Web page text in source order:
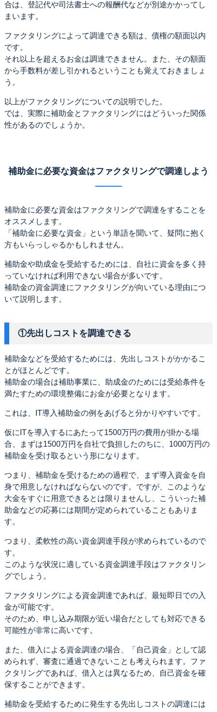
合は、登記代や司法書士への報酬代などが別途かかってし
まいます。
ファクタリングによって調達できる額は、債権の額面以内
です。
それ以上を超えるお金は調達できません。また、その額面
から手数料が差し引かれるということも覚えておきましょ
う。
以上がファクタリングについての説明でした。
では、実際に補助金とファクタリングにはどういった関係
性があるのでしょうか。
補助金に必要な資金はファクタリングで調達しよう
補助金に必要な資金はファクタリングで調達をすることを
オススメします。
「補助金に必要な資金」という単語を聞いて、疑問に抱く
方もいらっしゃるかもしれません。
補助金や助成金を受給するためには、自社に資金を多く持
っていなければ利用できない場合が多いです。
補助金の資金調達にファクタリングが向いている理由につ
いて説明します。
①先出しコストを調達できる
補助金などを受給するためには、先出しコストがかかるこ
とがほとんどです。
補助金の場合は補助事業に、助成金のためには受給条件を
満たすための環境整備にお金が必要となります。
これは、IT導入補助金の例をあげると分かりやすいです。
仮にITを導入するにあたって1500万円の費用が掛かる場
合、まずは1500万円を自社で負担したのちに、1000万円の
補助金を受け取るという形になります。
つまり、補助金を受けるための過程で、まず導入資金を自
身で用意しなければならないのです。ですが、このような
大金をすぐに用意できるとは限りませんし、こういった補
助金などの応募には期間が定められていることもありま
す。
つまり、柔軟性の高い資金調達手段が求められているので
す。
このような状況に適している資金調達手段はファクタリン
グでしょう。
ファクタリングによる資金調達であれば、最短即日での入
金が可能です。
そのため、申し込み期限が近い場合だとしても対応できる
可能性が非常に高いです。
また、借入による資金調達の場合、「自己資金」として認
められず、審査に通過できないことも考えられます。ファ
クタリングであれば、借入とは異なるため、自己資金を確
保することができます。
補助金を受給するために発生する先出しコストの調達には